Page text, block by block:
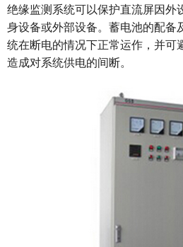
绝缘监测系统可以保护直流屏因外
身设备或外部设备。蓄电池的配备
统在断电的情况下正常运作，并可
造成对系统供电的间断。